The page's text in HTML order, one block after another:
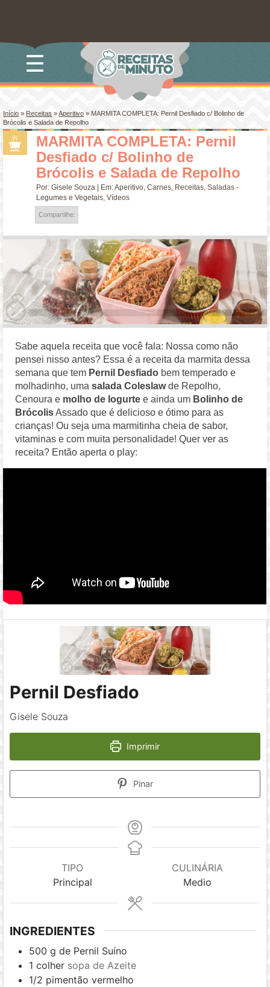
☰
Início»Receitas »Aperitivo» MARMITA COMPLETA: Pernil Desfiado c/ Bolinho de
Brócolis e Salada de Repolho
MARMITA COMPLETA: Pernil
Desfiado c/ Bolinho de
Brócolis e Salada de Repolho
Por:Gisele Souza | Em:Aperitivo,Carnes, Receitas,Saladas -
Legumes e Vegetais,Vídeos
Compartilhe:
Sabe aquela receita que você fala: Nossa como não
pensei nisso antes? Essa é a receita da marmita dessa
semana que tem Pernil Desfiado bem temperado e
molhadinho, umasalada Coleslawde Repolho,
Cenoura e molho de Iogurte e ainda um Bolinho de
BrócolisAssado que é delicioso e ótimo para as
crianças! Ou seja uma marmitinha cheia de sabor,
vitaminas e com muita personalidade! Quer ver as
receita? Então aperta o play:
Pernil Desfiado
Gisele Souza
Imprimir
Pinar
TIPO
Principal
CULINÁRIA
Medio
INGREDIENTES
500 g de Pernil Suíno
1 colher sopa de Azeite
1/2 pimentão vermelho